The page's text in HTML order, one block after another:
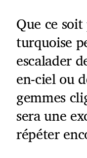
Que ce
turquoise
escalader
en-ciel ou
gemmes
sera une
répéter